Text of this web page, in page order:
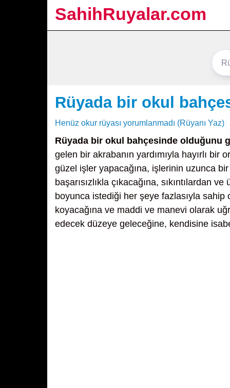
SahihRuyalar.com
Rüyada bir okul
Henüz okur rüyası yorumlanmadı (Rüyanı Yaz)
Rüyada bir okul bahçesinde olduğunu
gelen bir akrabanın yardımıyla hayırlı
güzel işler yapacağına, işlerinin uzunca
başarısızlıkla çıkacağına, sıkıntılardan
boyunca istediği her şeye fazlasıyla sahip
koyacağına ve maddi ve manevi olarak
edecek düzeye geleceğine, kendisine